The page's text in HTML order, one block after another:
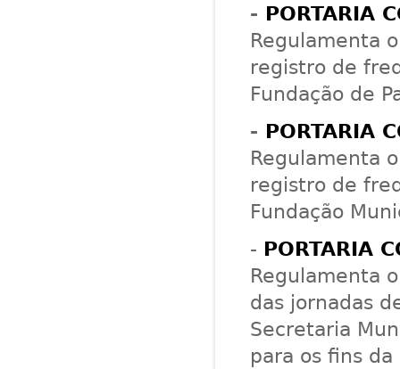
- PORTARIA
Regulamenta
registro de
Fundação de
- PORTARIA
Regulamenta
registro de
Fundação
- PORTARIA
Regulamenta
das jornadas
Secretaria
para os fins